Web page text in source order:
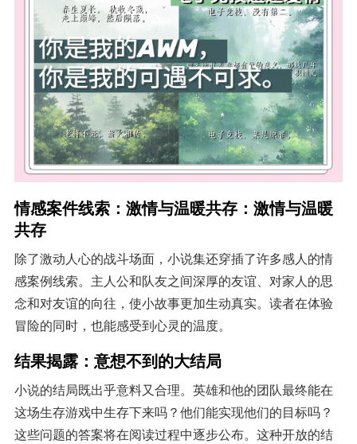
情感案件线索：激情与温暖共存：激情与温暖
共存
除了激动人心的战斗场面，小说集还穿插了许多感人的情
感案例线索。主人公和队友之间深厚的友谊、对家人的思
念和对友谊的向往，使小故事更加生动真实。读者在体验
冒险的同时，也能感受到心灵的温度。
结果揭露：意想不到的大结局
小说的结局既出乎意料又合理。英雄和他的团队最终能在
这场生存游戏中生存下来吗？他们能实现他们的目标吗？
这些问题的答案将在阅读过程中逐步公布。这种开放的结